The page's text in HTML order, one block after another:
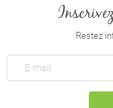
Restez